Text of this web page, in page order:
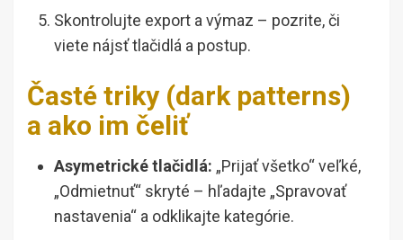
Skontrolujte export a výmaz – pozrite, či
viete nájsť tlačidlá a postup.
Časté triky (dark patterns)
a ako im čeliť
Asymetrické tlačidlá: „Prijať všetko“ veľké,
„Odmietnuť“ skryté – hľadajte „Spravovať
nastavenia“ a odklikajte kategórie.